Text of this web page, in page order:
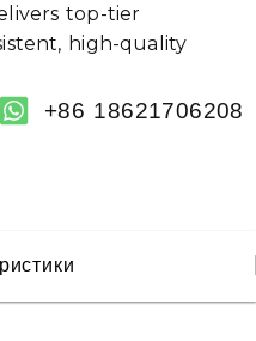
top-tier
high-quality
+86 18621706208